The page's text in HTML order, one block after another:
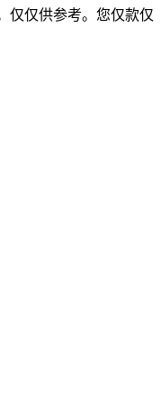
仅仅供参考。您仅款仅